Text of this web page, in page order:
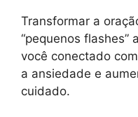
Transformar a
“pequenos flashes”
você conectado
a ansiedade e
cuidado.